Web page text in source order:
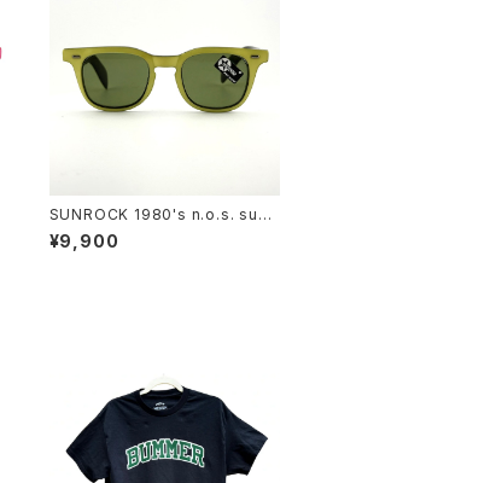
SUNROCK 1980's n.o.s. sung
lasses-Yellow/Black frame x
grey lens
¥9,900